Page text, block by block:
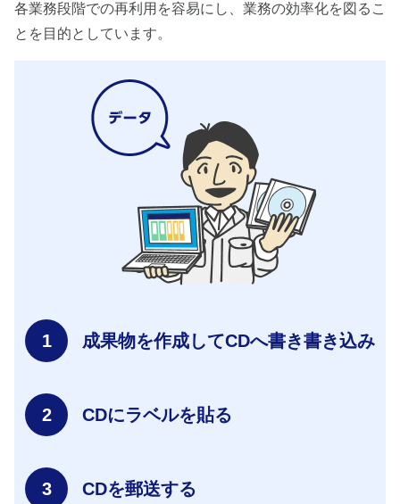
各業務段階での再利用を容易にし、業務の効率化を図るこ
とを目的としています。
成果物を作成してCDへ書き書き込み
CDにラベルを貼る
CDを郵送する